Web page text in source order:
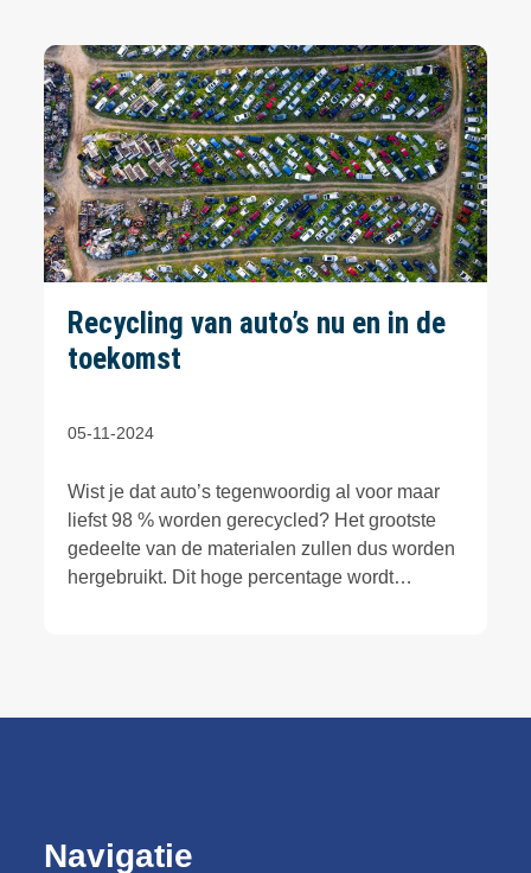
Recycling van auto’s nu en in de
toekomst
05-11-2024
Wist je dat auto’s tegenwoordig al voor maar
liefst 98 % worden gerecycled? Het grootste
gedeelte van de materialen zullen dus worden
hergebruikt. Dit hoge percentage wordt
en nieuwe technieken, worden steeds betere
Navigatie